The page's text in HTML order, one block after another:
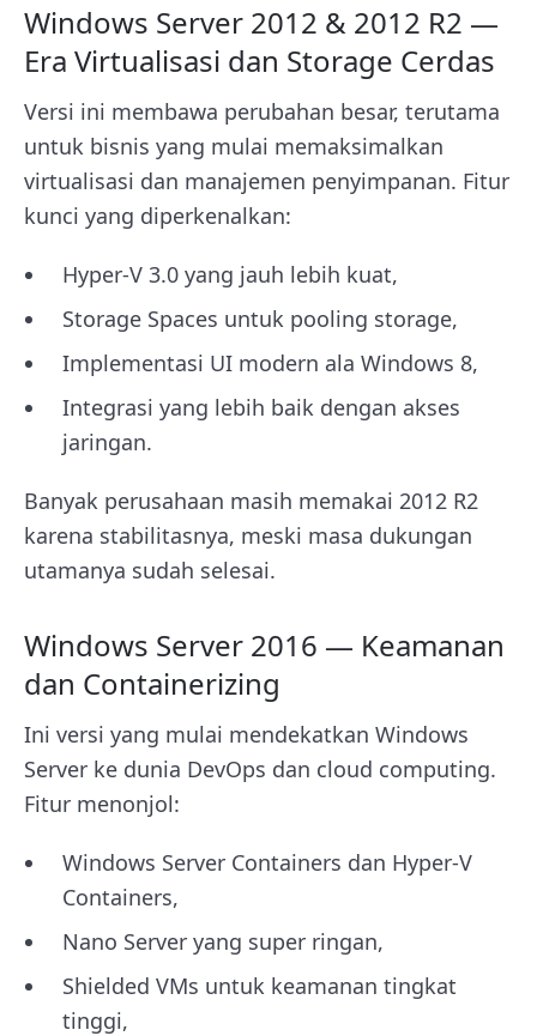
Windows Server 2012 & 2012 R2 —
Era Virtualisasi dan Storage Cerdas
Versi ini membawa perubahan besar, terutama
untuk bisnis yang mulai memaksimalkan
virtualisasi dan manajemen penyimpanan. Fitur
kunci yang diperkenalkan:
Hyper-V 3.0 yang jauh lebih kuat,
Storage Spaces untuk pooling storage,
Implementasi UI modern ala Windows 8,
Integrasi yang lebih baik dengan akses
jaringan.
Banyak perusahaan masih memakai 2012 R2
karena stabilitasnya, meski masa dukungan
utamanya sudah selesai.
Windows Server 2016 — Keamanan
dan Containerizing
Ini versi yang mulai mendekatkan Windows
Server ke dunia DevOps dan cloud computing.
Fitur menonjol:
Windows Server Containers dan Hyper-V
Containers,
Nano Server yang super ringan,
Shielded VMs untuk keamanan tingkat
tinggi,